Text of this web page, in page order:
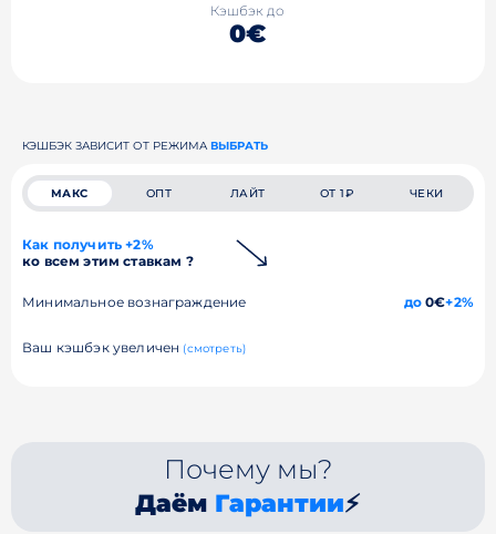
Кэшбэк до
0€
КЭШБЭК ЗАВИСИТ ОТ РЕЖИМА ВЫБРАТЬ
МАКС ОПТ ЛАЙТ ОТ 1₽ ЧЕКИ
Как получить +2%
ко всем этим ставкам ?
Минимальное вознаграждение до0€+2%
Ваш кэшбэк увеличен (смотреть)
Почему мы?
Даём Гарантии⚡